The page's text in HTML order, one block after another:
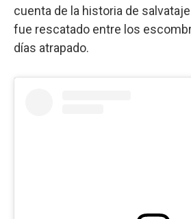
cuenta de la historia de
fue rescatado entre los
días atrapado.